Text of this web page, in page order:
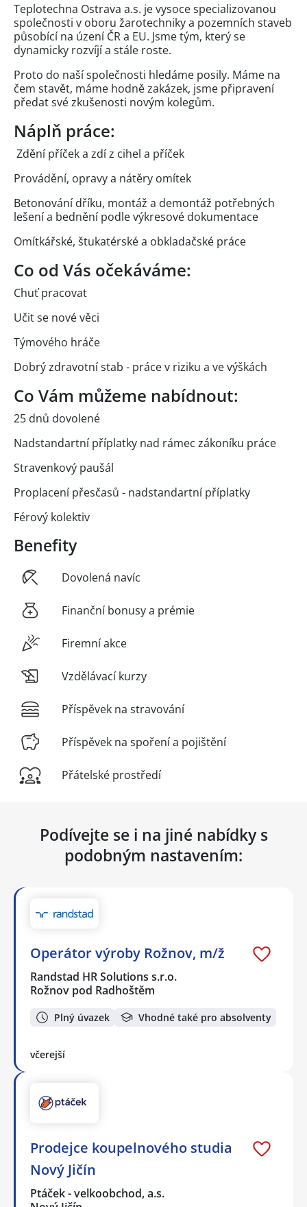
Teplotechna Ostrava a.s. je vysoce specializovanou
společnosti v oboru žarotechniky a pozemních staveb
působící na úzení ČR a EU. Jsme tým, který se
dynamicky rozvíjí a stále roste.
Proto do naší společnosti hledáme posily. Máme na
čem stavět, máme hodně zakázek, jsme připravení
předat své zkušenosti novým kolegům.
Náplň práce:
Zdění příček a zdí z cihel a příček
Provádění, opravy a nátěry omítek
Betonování dříku, montáž a demontáž potřebných
lešení a bednění podle výkresové dokumentace
Omítkářské, štukatérské a obkladačské práce
Co od Vás očekáváme:
Chuť pracovat
Učit se nové věci
Týmového hráče
Dobrý zdravotní stab - práce v riziku a ve výškách
Co Vám můžeme nabídnout:
25 dnů dovolené
Nadstandartní příplatky nad rámec zákoníku práce
Stravenkový paušál
Proplacení přesčasů - nadstandartní příplatky
Férový kolektiv
Benefity
Dovolená navíc
Finanční bonusy a prémie
Firemní akce
Vzdělávací kurzy
Příspěvek na stravování
Příspěvek na spoření a pojištění
Přátelské prostředí
Podívejte se i na jiné nabídky s
podobným nastavením:
Operátor výroby Rožnov, m/ž
Randstad HR Solutions s.r.o.
Rožnov pod Radhoštěm
Plný úvazek Vhodné také pro absolventy
včerejší
Prodejce koupelnového studia
Nový Jičín
Ptáček - velkoobchod, a.s.